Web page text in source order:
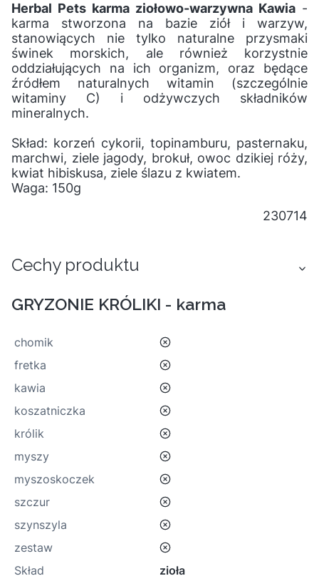
Herbal Pets karma ziołowo-warzywna Kawia -
karma stworzona na bazie ziół i warzyw,
stanowiących nie tylko naturalne przysmaki
świnek morskich, ale również korzystnie
oddziałujących na ich organizm, oraz będące
źródłem naturalnych witamin (szczególnie
witaminy C) i odżywczych składników
mineralnych.
Skład: korzeń cykorii, topinamburu, pasternaku,
marchwi, ziele jagody, brokuł, owoc dzikiej róży,
kwiat hibiskusa, ziele ślazu z kwiatem.
Waga: 150g
230714
Cechy produktu
GRYZONIE KRÓLIKI - karma
chomik
nie
fretka
nie
kawia
nie
koszatniczka
nie
królik
nie
myszy
nie
myszoskoczek
nie
szczur
nie
szynszyla
nie
zestaw
nie
Skład
zioła